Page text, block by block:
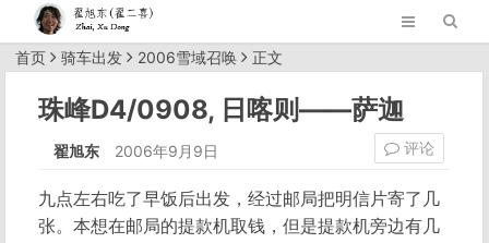
首页 骑车出发 2006雪域召唤 正文
珠峰D4/0908, 日喀则——萨迦
翟旭东 2006年9月9日 评论
九点左右吃了早饭后出发，经过邮局把明信片寄了几
张。本想在邮局的提款机取钱，但是提款机旁边有几